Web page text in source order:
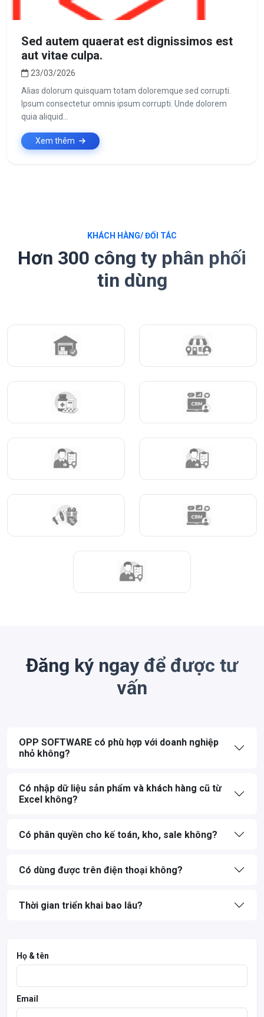
Sed autem quaerat est dignissimos est
aut vitae culpa.
23/03/2026
Alias dolorum quisquam totam doloremque sed corrupti.
Ipsum consectetur omnis ipsum corrupti. Unde dolorem
quia aliquid...
Xem thêm
KHÁCH HÀNG/ ĐỐI TÁC
Hơn 300 công ty phân phối
tin dùng
Đăng ký ngay để được tư
vấn
OPP SOFTWARE có phù hợp với doanh nghiệp
nhỏ không?
Có nhập dữ liệu sản phẩm và khách hàng cũ từ
Excel không?
Có phân quyền cho kế toán, kho, sale không?
Có dùng được trên điện thoại không?
Thời gian triển khai bao lâu?
Họ & tên
Email